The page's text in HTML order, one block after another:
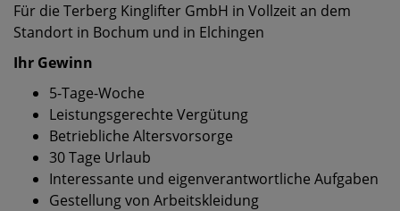
Für die Terberg Kinglifter GmbH in Vollzeit an dem
Standort in Bochum und in Elchingen
Ihr Gewinn
5-Tage-Woche
Leistungsgerechte Vergütung
Betriebliche Altersvorsorge
30 Tage Urlaub
Interessante und eigenverantwortliche Aufgaben
Gestellung von Arbeitskleidung